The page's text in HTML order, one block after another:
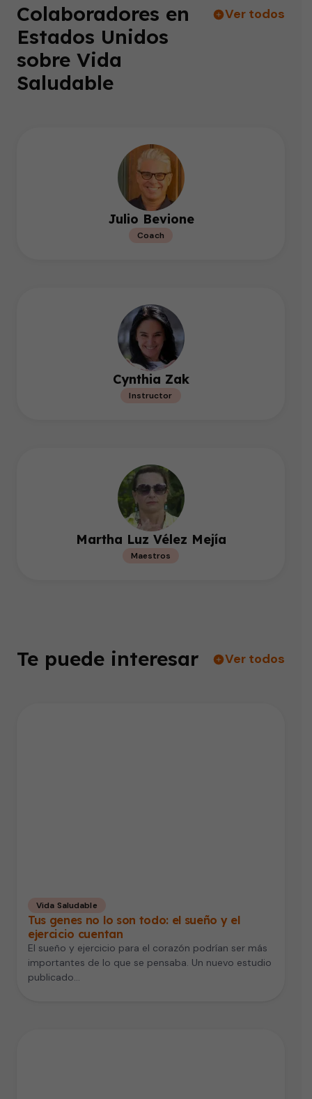
Colaboradores en
Estados Unidos
sobre Vida
Saludable
Ver todos
Julio Bevione
Coach
Cynthia Zak
Instructor
Martha Luz Vélez Mejía
Maestros
Te puede interesar Ver todos
Vida Saludable
Tus genes no lo son todo: el sueño y el
ejercicio cuentan
El sueño y ejercicio para el corazón podrían ser más
importantes de lo que se pensaba. Un nuevo estudio
publicado…